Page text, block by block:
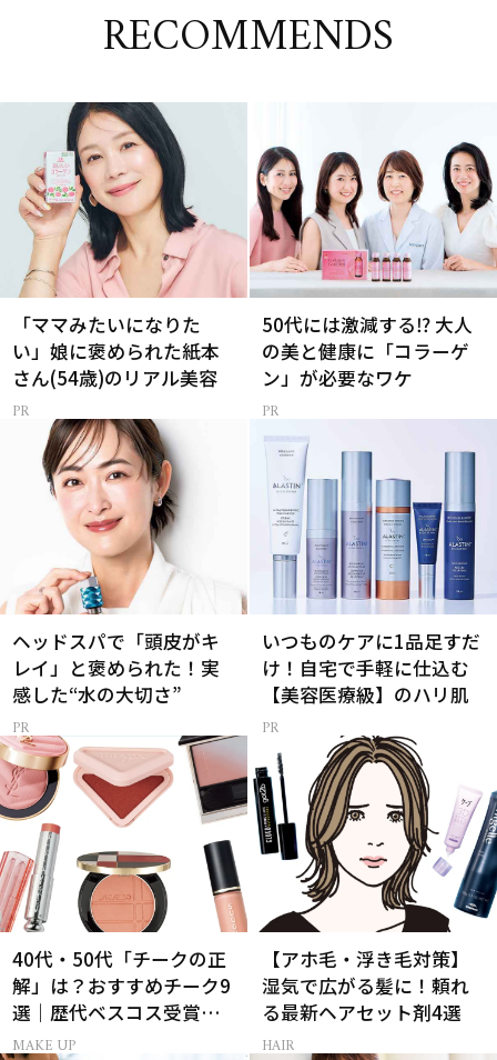
RECOMMENDS
「ママみたいになりた
い」娘に褒められた紙本
さん(54歳)のリアル美容
50代には激減する⁉ 大人
の美と健康に「コラーゲ
ン」が必要なワケ
ヘッドスパで「頭皮がキ
レイ」と褒められた！実
感した“水の大切さ”
いつものケアに1品足すだ
け！自宅で手軽に仕込む
【美容医療級】のハリ肌
40代・50代「チークの正
解」は？おすすめチーク9
選｜歴代ベスコス受賞ま
とめ＆正しい使い方
MAKE UP
【アホ毛・浮き毛対策】
湿気で広がる髪に！頼れ
る最新ヘアセット剤4選
HAIR